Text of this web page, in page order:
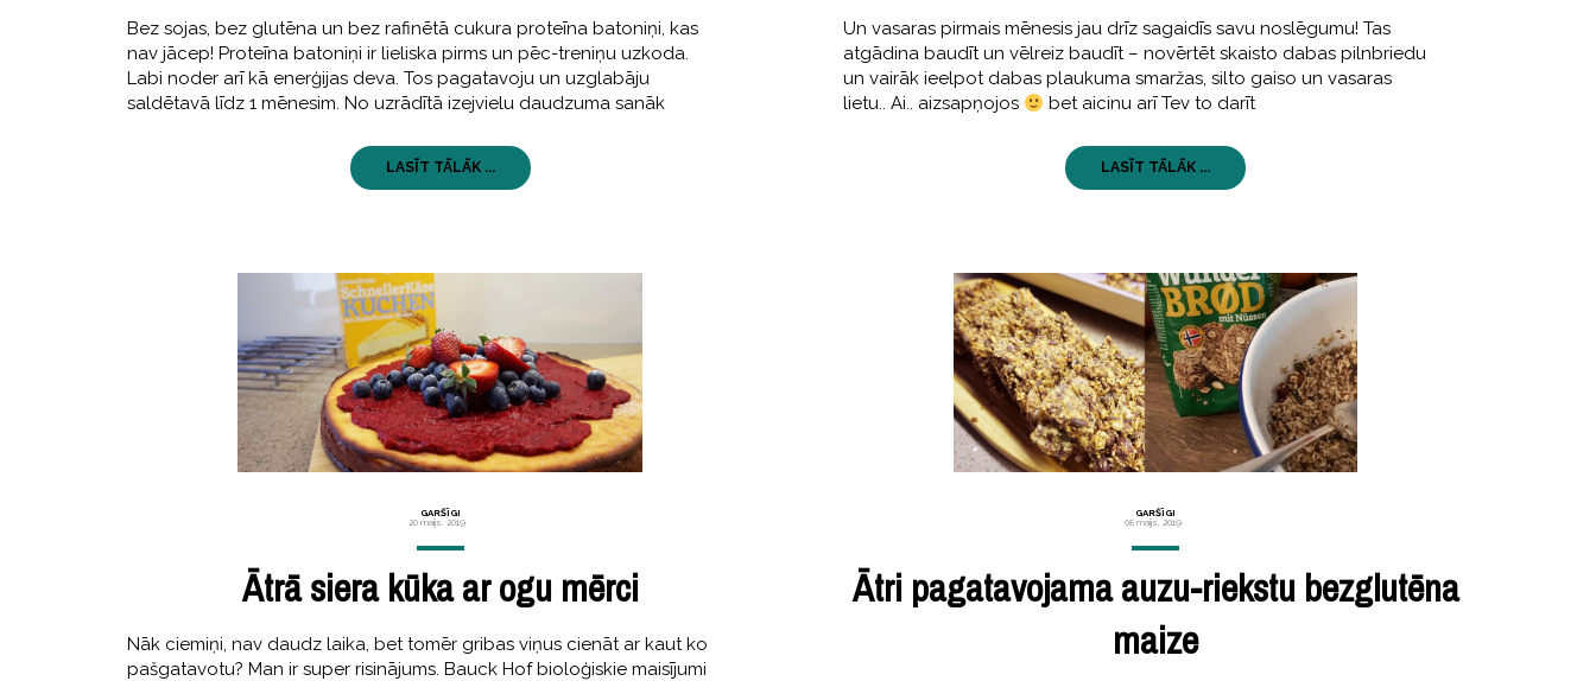
Bez sojas, bez glutēna un bez rafinētā cukura proteīna batoniņi, kas
nav jācep! Proteīna batoniņi ir lieliska pirms un pēc-treniņu uzkoda.
Labi noder arī kā enerģijas deva. Tos pagatavoju un uzglabāju
saldētavā līdz 1 mēnesim. No uzrādītā izejvielu daudzuma sanāk
LASĪT TĀLĀK ...
Un vasaras pirmais mēnesis jau drīz sagaidīs savu noslēgumu! Tas
atgādina baudīt un vēlreiz baudīt – novērtēt skaisto dabas pilnbriedu
un vairāk ieelpot dabas plaukuma smaržas, silto gaiso un vasaras
lietu.. Ai.. aizsapņojos
bet aicinu arī Tev to darīt
LASĪT TĀLĀK ...
GARŠĪGI
20 maijs, 2019
Ātrā siera kūka ar ogu mērci
Nāk ciemiņi, nav daudz laika, bet tomēr gribas viņus cienāt ar kaut ko
pašgatavotu? Man ir super risinājums. Bauck Hof bioloģiskie maisījumi
GARŠĪGI
08 maijs, 2019
Ātri pagatavojama auzu-riekstu bezglutēna
maize